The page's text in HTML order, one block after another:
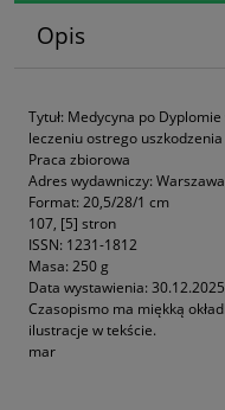
Opis
Tytuł: Medycyna po
leczeniu ostrego
Praca zbiorowa
Adres wydawniczy:
Format: 20,5/28/1 cm
107, [5] stron
ISSN: 1231-1812
Masa: 250 g
Data wystawienia:
Czasopismo ma miękką
ilustracje w tekście.
mar